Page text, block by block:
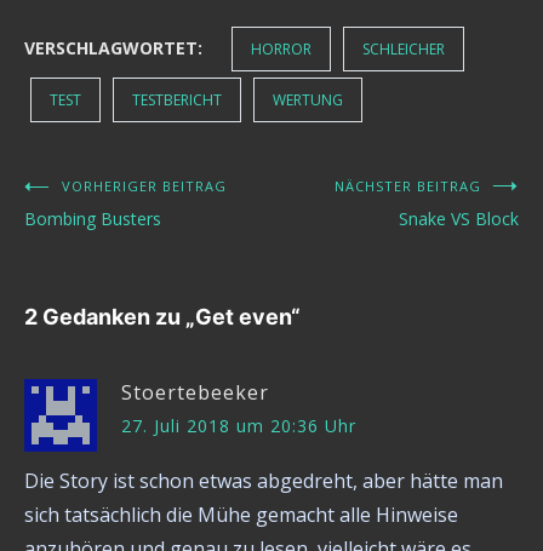
VERSCHLAGWORTET: HORROR SCHLEICHER
TEST TESTBERICHT WERTUNG
Beitragsnavigation
VORHERIGER BEITRAG
Bombing Busters
NÄCHSTER BEITRAG
Snake VS Block
2 Gedanken zu „Get even“
Stoertebeeker
27. Juli 2018 um 20:36 Uhr
Die Story ist schon etwas abgedreht, aber hätte man
sich tatsächlich die Mühe gemacht alle Hinweise